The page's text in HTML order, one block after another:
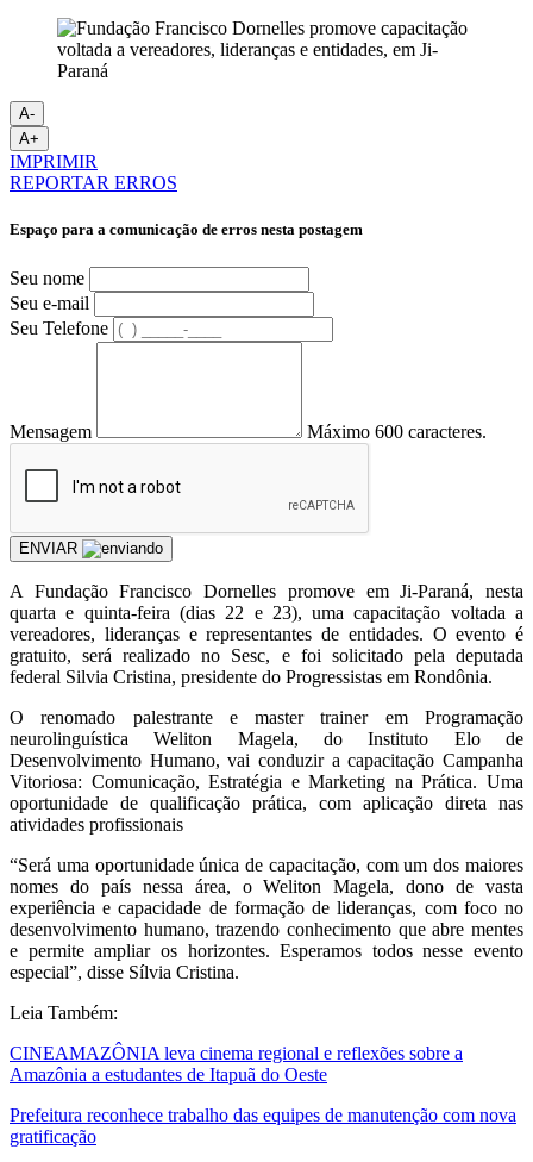
A-
A+
IMPRIMIR
REPORTAR ERROS
Espaço para a comunicação de erros nesta postagem
Seu nome
Seu e-mail
Seu Telefone
Mensagem Máximo 600 caracteres.
ENVIAR
A Fundação Francisco Dornelles promove em Ji-Paraná, nesta
quarta e quinta-feira (dias 22 e 23), uma capacitação voltada a
vereadores, lideranças e representantes de entidades. O evento é
gratuito, será realizado no Sesc, e foi solicitado pela deputada
federal Silvia Cristina, presidente do Progressistas em Rondônia.
O renomado palestrante e master trainer em Programação
neurolinguística Weliton Magela, do Instituto Elo de
Desenvolvimento Humano, vai conduzir a capacitação Campanha
Vitoriosa: Comunicação, Estratégia e Marketing na Prática. Uma
oportunidade de qualificação prática, com aplicação direta nas
atividades profissionais
“Será uma oportunidade única de capacitação, com um dos maiores
nomes do país nessa área, o Weliton Magela, dono de vasta
experiência e capacidade de formação de lideranças, com foco no
desenvolvimento humano, trazendo conhecimento que abre mentes
e permite ampliar os horizontes. Esperamos todos nesse evento
especial”, disse Sílvia Cristina.
Leia Também:
CINEAMAZÔNIA leva cinema regional e reflexões sobre a
Amazônia a estudantes de Itapuã do Oeste
Prefeitura reconhece trabalho das equipes de manutenção com nova
gratificação